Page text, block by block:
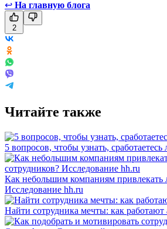
↩ На главную блога
2
Читайте также
5 вопросов, чтобы узнать,
Как небольшим компаниям привлекать
Исследование hh.ru
Найти сотрудника мечты: как